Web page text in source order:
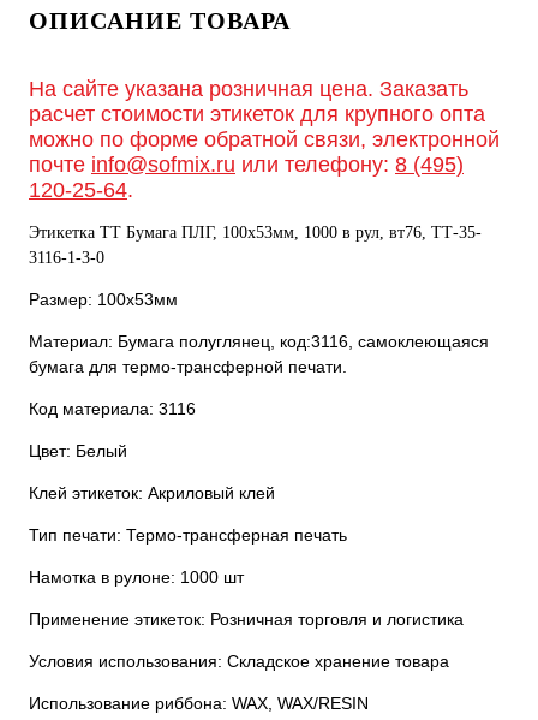
ОПИСАНИЕ ТОВАРА
На сайте указана розничная цена. Заказать
расчет стоимости этикеток для крупного опта
можно по форме обратной связи, электронной
почте info@sofmix.ru или телефону: 8 (495)
120-25-64.
Этикетка ТТ Бумага ПЛГ, 100х53мм, 1000 в рул, вт76, TТ-35-
3116-1-3-0
Размер: 100х53мм
Материал: Бумага полуглянец, код:3116, самоклеющаяся
бумага для термо-трансферной печати.
Код материала: 3116
Цвет: Белый
Клей этикеток: Акриловый клей
Тип печати: Термо-трансферная печать
Намотка в рулоне: 1000 шт
Применение этикеток: Розничная торговля и логистика
Условия использования: Складское хранение товара
Использование риббона: WAX, WAX/RESIN